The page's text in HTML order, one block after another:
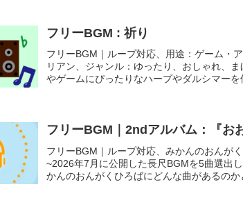
フリーBGM : 祈り
フリーBGM｜ループ対応、用途：ゲーム・
リアン、ジャンル：ゆったり、おしゃれ、
やゲームにぴったりなハープやダルシマー
フリーBGM｜2ndアルバム：『お
フリーBGM｜ループ対応、みかんのおんが
~2026年7月に公開した長尺BGMを5曲選出
かんのおんがくひろばにどんな曲があるの